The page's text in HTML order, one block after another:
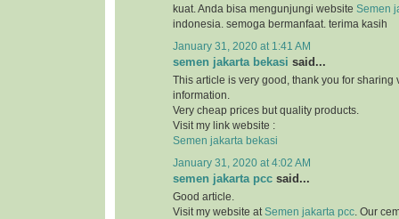
kuat. Anda bisa mengunjungi website Semen
indonesia. semoga bermanfaat. terima kasih
January 31, 2020 at 1:41 AM
semen jakarta bekasi said...
This article is very good, thank you for sharing
information.
Very cheap prices but quality products.
Visit my link website :
Semen jakarta bekasi
January 31, 2020 at 4:02 AM
semen jakarta pcc said...
Good article.
Visit my website atSemen jakarta pcc. Our